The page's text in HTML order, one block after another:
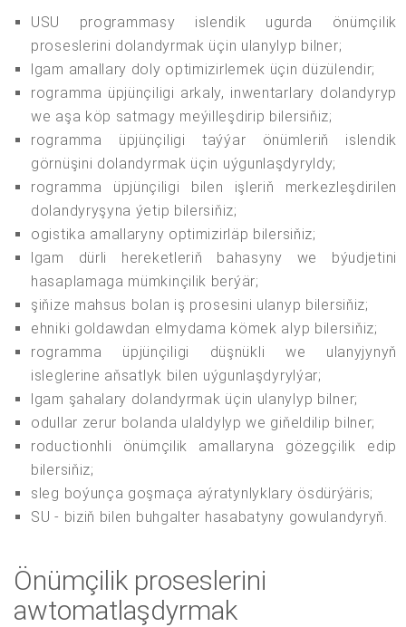
USU programmasy islendik ugurda önümçilik
proseslerini dolandyrmak üçin ulanylyp bilner;
lgam amallary doly optimizirlemek üçin düzülendir;
rogramma üpjünçiligi arkaly, inwentarlary dolandyryp
we aşa köp satmagy meýilleşdirip bilersiňiz;
rogramma üpjünçiligi taýýar önümleriň islendik
görnüşini dolandyrmak üçin uýgunlaşdyryldy;
rogramma üpjünçiligi bilen işleriň merkezleşdirilen
dolandyryşyna ýetip bilersiňiz;
ogistika amallaryny optimizirläp bilersiňiz;
lgam dürli hereketleriň bahasyny we býudjetini
hasaplamaga mümkinçilik berýär;
şiňize mahsus bolan iş prosesini ulanyp bilersiňiz;
ehniki goldawdan elmydama kömek alyp bilersiňiz;
rogramma üpjünçiligi düşnükli we ulanyjynyň
isleglerine aňsatlyk bilen uýgunlaşdyrylýar;
lgam şahalary dolandyrmak üçin ulanylyp bilner;
odullar zerur bolanda ulaldylyp we giňeldilip bilner;
roductionhli önümçilik amallaryna gözegçilik edip
bilersiňiz;
sleg boýunça goşmaça aýratynlyklary ösdürýäris;
SU - biziň bilen buhgalter hasabatyny gowulandyryň.
Önümçilik proseslerini
awtomatlaşdyrmak